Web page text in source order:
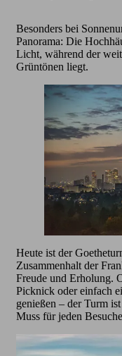
Besonders bei
Panorama: Die
Licht, während der
Grüntönen liegt.
Heute ist der
Zusammenhalt der
Freude und Erholung.
Picknick oder einfach
genießen – der Turm
Muss für jeden